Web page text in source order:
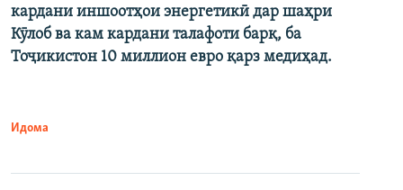
кардани иншоотҳои энергетикӣ дар шаҳри
Кӯлоб ва кам кардани талафоти барқ, ба
Тоҷикистон 10 миллион евро қарз медиҳад.
Идома